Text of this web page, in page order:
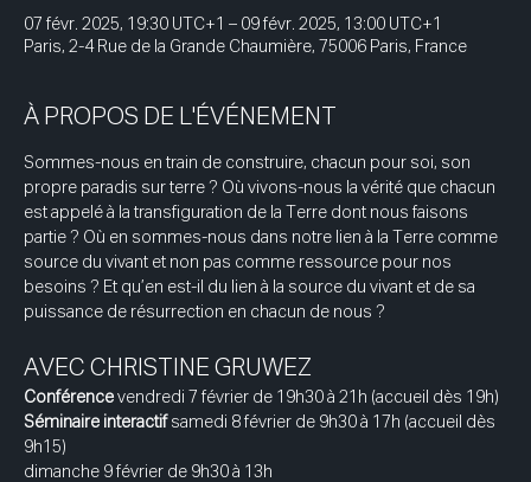
07 févr. 2025, 19:30 UTC+1 – 09 févr. 2025, 13:00 UTC+1
Paris, 2-4 Rue de la Grande Chaumière, 75006 Paris, France
À PROPOS DE L'ÉVÉNEMENT
Sommes-nous en train de construire, chacun pour soi, son
propre paradis sur terre ? Où vivons-nous la vérité que chacun
est appelé à la transfiguration de la Terre dont nous faisons
partie ? Où en sommes-nous dans notre lien à la Terre comme
source du vivant et non pas comme ressource pour nos
besoins ? Et qu’en est-il du lien à la source du vivant et de sa
puissance de résurrection en chacun de nous ?
AVEC CHRISTINE GRUWEZ
Conférence vendredi 7 février de 19h30 à 21h (accueil dès 19h)
Séminaire interactif samedi 8 février de 9h30 à 17h (accueil dès
9h15)
dimanche 9 février de 9h30 à 13h